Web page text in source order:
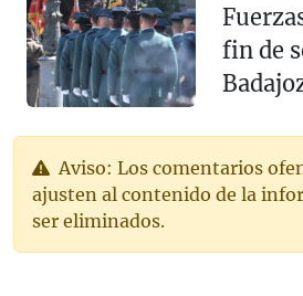
fin de
Aviso: Los comentarios
ajusten al contenido de la
ser eliminados.